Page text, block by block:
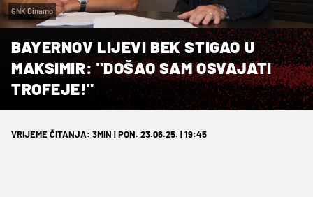
GNK Dinamo
BAYERNOV LIJEVI BEK STIGAO U
MAKSIMIR: "DOŠAO SAM OSVAJATI
TROFEJE!"
VRIJEME ČITANJA: 3MIN | PON. 23.06.25. | 19:45